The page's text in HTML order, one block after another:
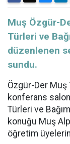
Muş Özgür-
Türleri ve
düzenlenen
sundu.
Özgür-Der Muş
konferans
Türleri ve
konuğu Muş
öğretim